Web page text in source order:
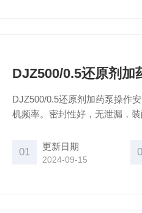
DJZ500/0.5还原剂加
DJZ500/0.5还原剂加药泵操作
机频率。密封性好，无泄漏，装
01 更新日期
2024-09-15